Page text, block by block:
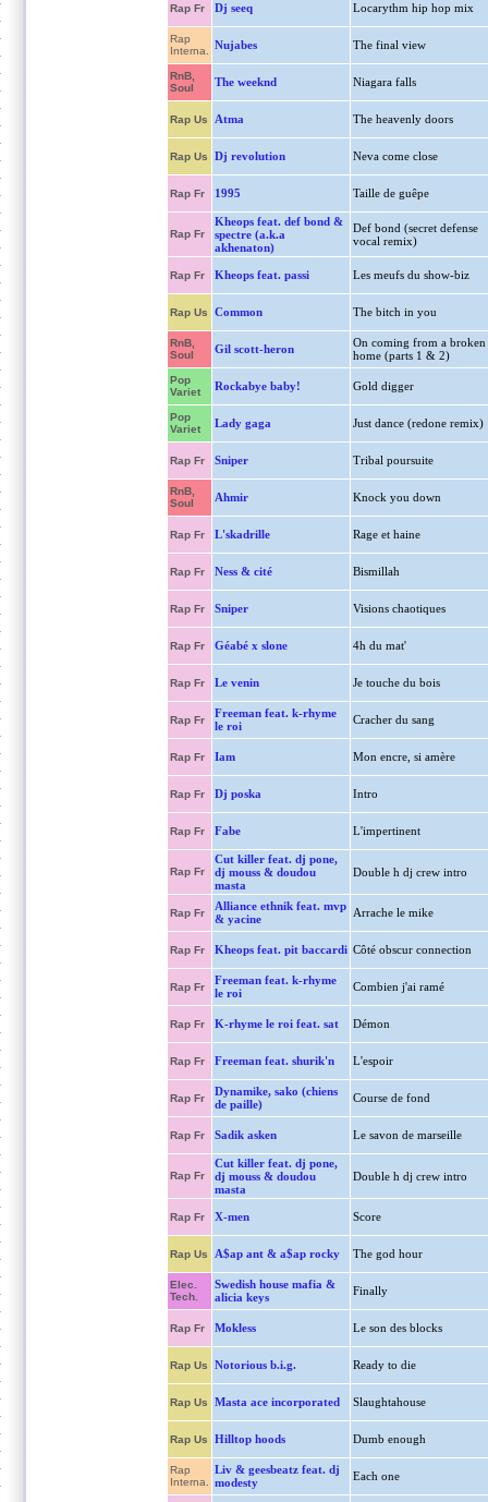
Rap Fr Dj seeq Locarythm hip hop mix
Rap
Interna.
Nujabes The final view
RnB,
Soul
The weeknd Niagara falls
Rap Us Atma The heavenly doors
Rap Us Dj revolution Neva come close
Rap Fr 1995 Taille de guêpe
Rap Fr
Kheops feat. def bond &
spectre (a.k.a
akhenaton)
Def bond (secret defense
vocal remix)
Rap Fr Kheops feat. passi Les meufs du show-biz
Rap Us Common The bitch in you
RnB,
Soul
Gil scott-heron
On coming from a broken
home (parts 1 & 2)
Pop
Variet
Rockabye baby! Gold digger
Pop
Variet
Lady gaga Just dance (redone remix)
Rap Fr Sniper Tribal poursuite
RnB,
Soul
Ahmir Knock you down
Rap Fr L'skadrille Rage et haine
Rap Fr Ness & cité Bismillah
Rap Fr Sniper Visions chaotiques
Rap Fr Géabé x slone 4h du mat'
Rap Fr Le venin Je touche du bois
Rap Fr
Freeman feat. k-rhyme
le roi
Cracher du sang
Rap Fr Iam Mon encre, si amère
Rap Fr Dj poska Intro
Rap Fr Fabe L'impertinent
Rap Fr
Cut killer feat. dj pone,
dj mouss & doudou
masta
Double h dj crew intro
Rap Fr
Alliance ethnik feat. mvp
& yacine
Arrache le mike
Rap Fr Kheops feat. pit baccardi Côté obscur connection
Rap Fr
Freeman feat. k-rhyme
le roi
Combien j'ai ramé
Rap Fr K-rhyme le roi feat. sat Démon
Rap Fr Freeman feat. shurik'n L'espoir
Rap Fr
Dynamike, sako (chiens
de paille)
Course de fond
Rap Fr Sadik asken Le savon de marseille
Rap Fr
Cut killer feat. dj pone,
dj mouss & doudou
masta
Double h dj crew intro
Rap Fr X-men Score
Rap Us A$ap ant & a$ap rocky The god hour
Elec.
Tech.
Swedish house mafia &
alicia keys
Finally
Rap Fr Mokless Le son des blocks
Rap Us Notorious b.i.g. Ready to die
Rap Us Masta ace incorporated Slaughtahouse
Rap Us Hilltop hoods Dumb enough
Rap
Interna.
Liv & geesbeatz feat. dj
modesty
Each one